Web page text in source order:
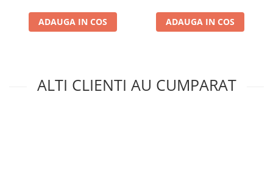
ADAUGA IN COS ADAUGA IN COS
ALTI CLIENTI AU CUMPARAT